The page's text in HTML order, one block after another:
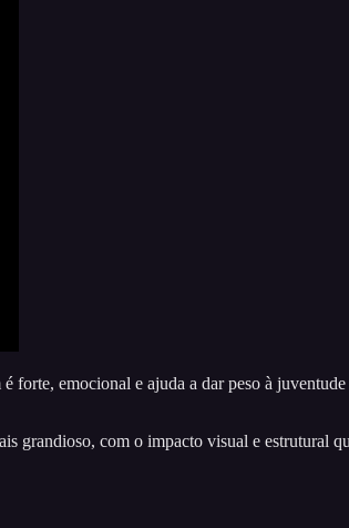
forte, emocional e ajuda a dar peso à
grandioso, com o impacto visual e estrutural